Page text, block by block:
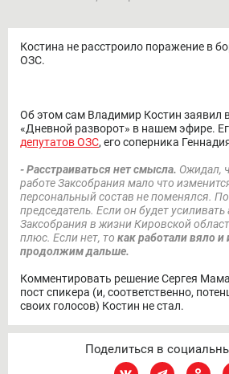
Костина не расстроило поражение в
ОЗС.
Об этом сам Владимир Костин заявил
«Дневной разворот» в нашем эфире.
депутатов ОЗС, его соперника
- Расстраиваться нет смысла. Ожидал,
работе Заксобрания мало что
персональный состав не поменялся.
председатель. Если он будет
Заксобрания в жизни Кировской
плюс. Если нет, то как работали вяло и
продолжим дальше.
Комментировать решение Сергея
пост спикера (и, соответственно,
своих голосов) Костин не стал.
Поделиться в